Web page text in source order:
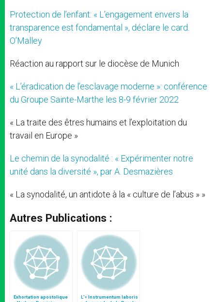
Protection de l’enfant: « L’engagement envers la
transparence est fondamental », déclare le card.
O’Malley
Réaction au rapport sur le diocèse de Munich
« L’éradication de l’esclavage moderne »: conférence
du Groupe Sainte-Marthe les 8-9 février 2022
« La traite des êtres humains et l’exploitation du
travail en Europe »
Le chemin de la synodalité : « Expérimenter notre
unité dans la diversité », par A. Desmazières
« La synodalité, un antidote à la « culture de l’abus » »
Autres Publications :
Exhortation apostolique
L’« Instrumentum laboris